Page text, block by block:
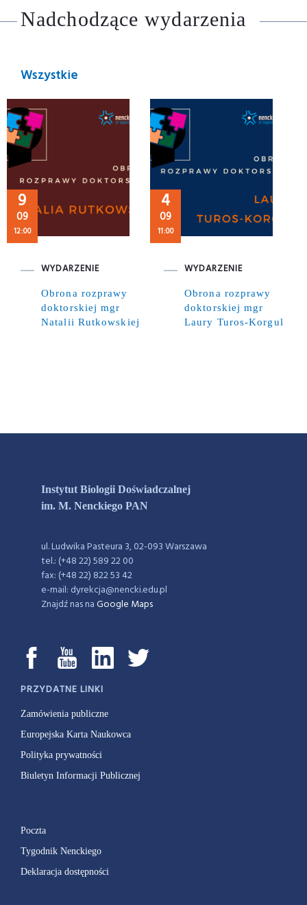
Nadchodzące wydarzenia
Wszystkie
9
09
12:00
WYDARZENIE
Obrona rozprawy
doktorskiej mgr
Natalii Rutkowskiej
4
09
11:00
WYDARZENIE
Obrona rozprawy
doktorskiej mgr
Laury Turos-Korgul
Instytut Biologii Doświadczalnej
im. M. Nenckiego PAN
ul. Ludwika Pasteura 3, 02-093 Warszawa
tel.: (+48 22) 589 22 00
fax: (+48 22) 822 53 42
e-mail: dyrekcja@nencki.edu.pl
Znajdź nas naGoogle Maps
PRZYDATNE LINKI
Zamówienia publiczne
Europejska Karta Naukowca
Polityka prywatności
Biuletyn Informacji Publicznej
Poczta
Tygodnik Nenckiego
Deklaracja dostępności